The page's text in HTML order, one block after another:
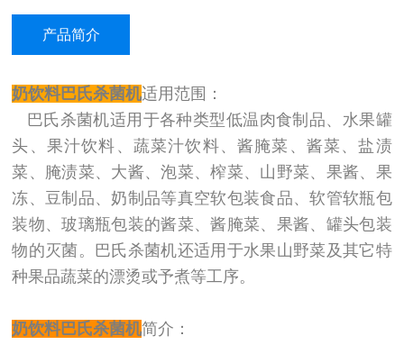
产品简介
奶饮料巴氏杀菌机适用范围：
巴氏杀菌机适用于各种类型低温肉食制品、水果罐
头、果汁饮料、蔬菜汁饮料、酱腌菜、酱菜、盐渍
菜、腌渍菜、大酱、泡菜、榨菜、山野菜、果酱、果
冻、豆制品、奶制品等真空软包装食品、软管软瓶包
装物、玻璃瓶包装的酱菜、酱腌菜、果酱、罐头包装
物的灭菌。巴氏杀菌机还适用于水果山野菜及其它特
种果品蔬菜的漂烫或予煮等工序。
奶饮料巴氏杀菌机简介：